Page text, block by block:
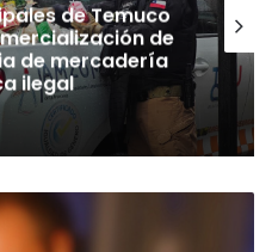
de Temuco
de
de mercadería
ilegal